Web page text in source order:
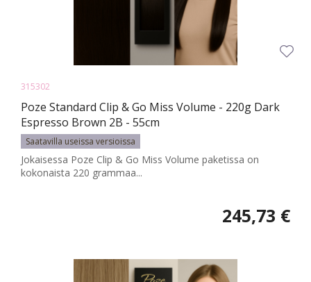
315302
Poze Standard Clip & Go Miss Volume - 220g Dark
Espresso Brown 2B - 55cm
Saatavilla useissa versioissa
Jokaisessa Poze Clip & Go Miss Volume paketissa on
kokonaista 220 grammaa...
245,73 €